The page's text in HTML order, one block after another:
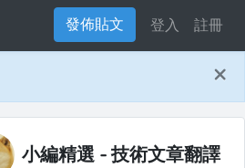
發佈貼文 登入 註冊
×
小編精選 - 技術文章翻譯